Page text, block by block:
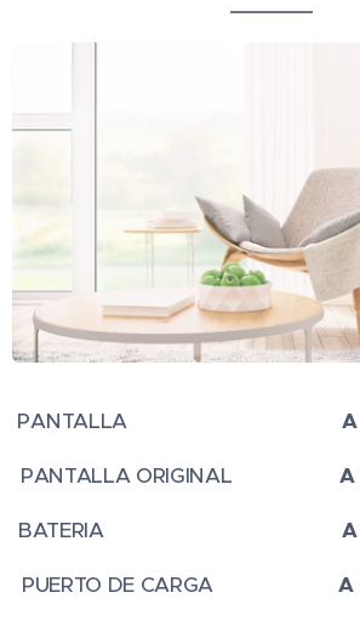
PANTALLA
PANTALLA ORIGINALA
BATERIA
PUERTO DE CARGA A